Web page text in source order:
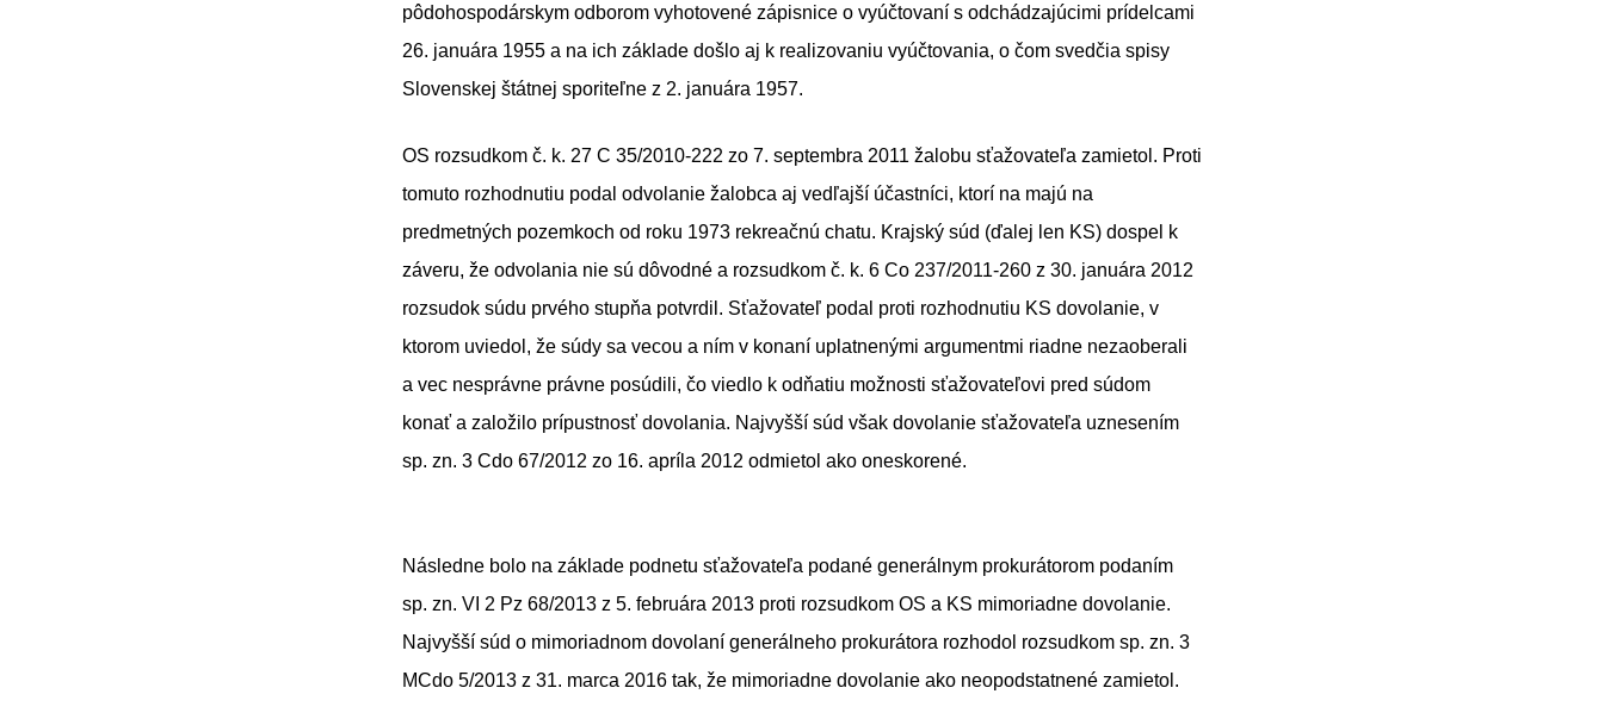
pôdohospodárskym odborom vyhotovené zápisnice o vyúčtovaní s odchádzajúcimi prídelcami
26. januára 1955 a na ich základe došlo aj k realizovaniu vyúčtovania, o čom svedčia spisy
Slovenskej štátnej sporiteľne z 2. januára 1957.
OS rozsudkom č. k. 27 C 35/2010-222 zo 7. septembra 2011 žalobu sťažovateľa zamietol. Proti
tomuto rozhodnutiu podal odvolanie žalobca aj vedľajší účastníci, ktorí na majú na
predmetných pozemkoch od roku 1973 rekreačnú chatu. Krajský súd (ďalej len KS) dospel k
záveru, že odvolania nie sú dôvodné a rozsudkom č. k. 6 Co 237/2011-260 z 30. januára 2012
rozsudok súdu prvého stupňa potvrdil. Sťažovateľ podal proti rozhodnutiu KS dovolanie, v
ktorom uviedol, že súdy sa vecou a ním v konaní uplatnenými argumentmi riadne nezaoberali
a vec nesprávne právne posúdili, čo viedlo k odňatiu možnosti sťažovateľovi pred súdom
konať a založilo prípustnosť dovolania. Najvyšší súd však dovolanie sťažovateľa uznesením
sp. zn. 3 Cdo 67/2012 zo 16. apríla 2012 odmietol ako oneskorené.
Následne bolo na základe podnetu sťažovateľa podané generálnym prokurátorom podaním
sp. zn. VI 2 Pz 68/2013 z 5. februára 2013 proti rozsudkom OS a KS mimoriadne dovolanie.
Najvyšší súd o mimoriadnom dovolaní generálneho prokurátora rozhodol rozsudkom sp. zn. 3
MCdo 5/2013 z 31. marca 2016 tak, že mimoriadne dovolanie ako neopodstatnené zamietol.